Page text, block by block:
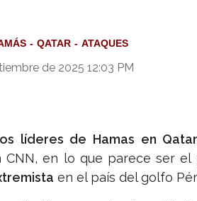
QATAR ATAQUES
de 2025 12:03 PM
líderes de Hamas en Qatar
en lo que parece ser el
en el país del golfo